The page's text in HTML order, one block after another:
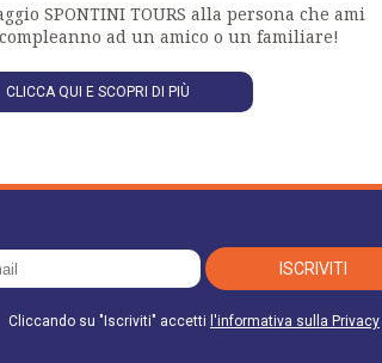
SPONTINI TOURS alla persona che ami
ad un amico o un familiare!
CLICCA QUI E SCOPRI DI PIÙ
ISCRIVITI
Cliccando su "Iscriviti" accetti l'informativa sulla Privacy